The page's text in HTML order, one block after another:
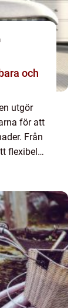
utgör
för att
Från
flexibelt